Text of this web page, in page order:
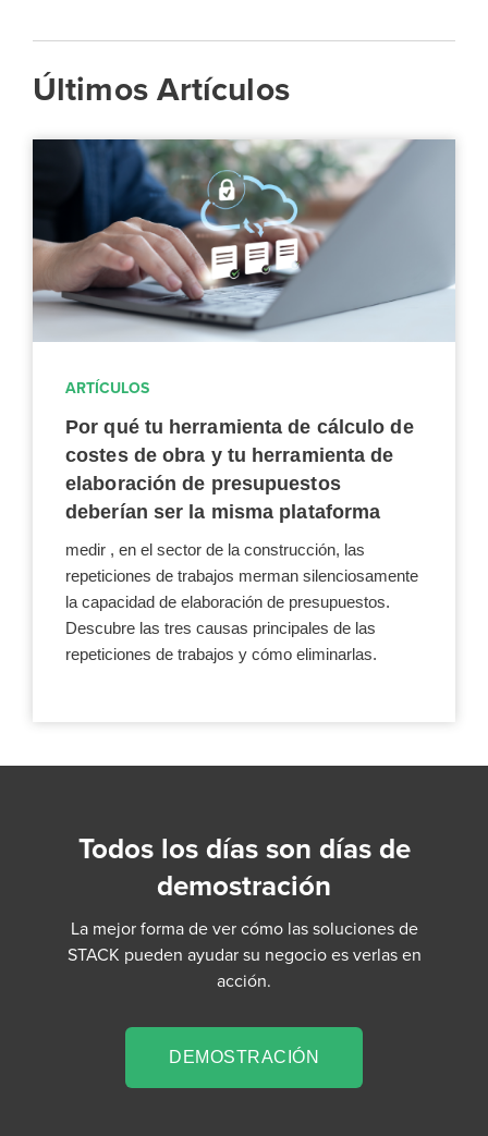
Últimos Artículos
ARTÍCULOS
Por qué tu herramienta de cálculo de
costes de obra y tu herramienta de
elaboración de presupuestos
deberían ser la misma plataforma
medir , en el sector de la construcción, las
repeticiones de trabajos merman silenciosamente
la capacidad de elaboración de presupuestos.
Descubre las tres causas principales de las
repeticiones de trabajos y cómo eliminarlas.
Todos los días son días de
demostración
La mejor forma de ver cómo las soluciones de
STACK pueden ayudar su negocio es verlas en
acción.
DEMOSTRACIÓN